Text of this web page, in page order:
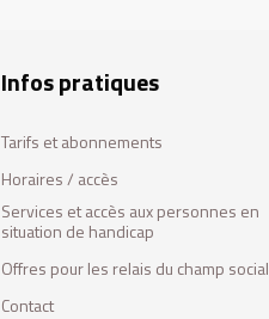
Infos pratiques
Tarifs et abonnements
Horaires / accès
Services et accès aux personnes en
situation de handicap
Offres pour les relais du champ social
Contact